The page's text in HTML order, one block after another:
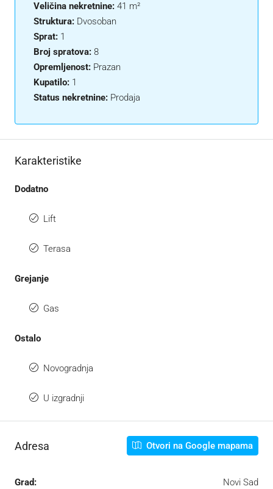
Veličina nekretnine: 41 m²
Struktura: Dvosoban
Sprat: 1
Broj spratova: 8
Opremljenost: Prazan
Kupatilo: 1
Status nekretnine: Prodaja
Karakteristike
Dodatno
Lift
Terasa
Grejanje
Gas
Ostalo
Novogradnja
U izgradnji
Adresa Otvori na Google mapama
Grad: Novi Sad